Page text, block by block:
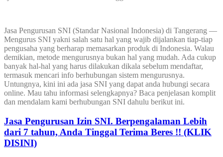
Jasa Pengurusan SNI (Standar Nasional Indonesia) di Tangerang —
Mengurus SNI yakni salah satu hal yang wajib dijalankan tiap-tiap
pengusaha yang berharap memasarkan produk di Indonesia. Walau
demikian, metode mengurusnya bukan hal yang mudah. Ada cukup
banyak hal-hal yang harus dilakukan dikala sebelum mendaftar,
termasuk mencari info berhubungan sistem mengurusnya.
Untungnya, kini ini ada jasa SNI yang dapat anda hubungi secara
online. Mau tahu informasi selengkapnya? Baca penjelasan komplit
dan mendalam kami berhubungan SNI dahulu berikut ini.
Jasa Pengurusan Izin SNI. Berpengalaman Lebih
dari 7 tahun, Anda Tinggal Terima Beres !! (KLIK
DISINI)